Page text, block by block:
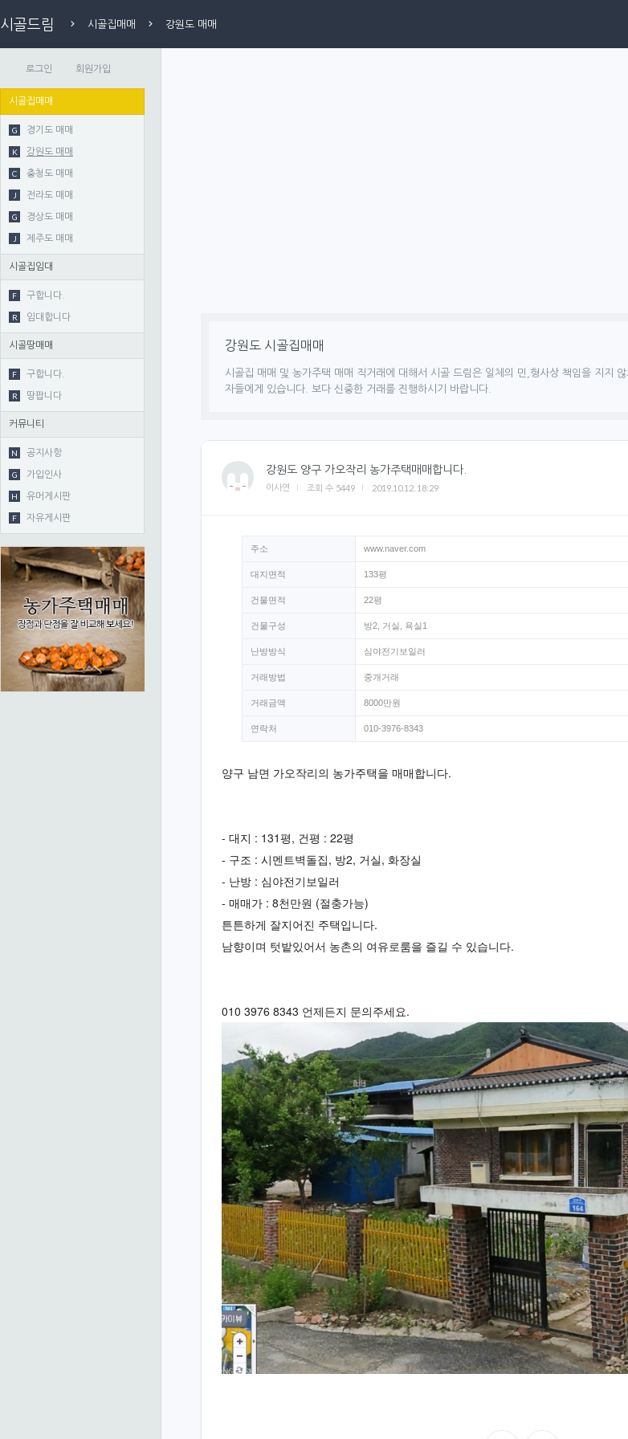
시골드림 시골집매매 강원도 매매
로그인 회원가입
시골집매매
G 경기도 매매
K 강원도 매매
C 충청도 매매
J 전라도 매매
G 경상도 매매
J 제주도 매매
시골집임대
F 구합니다.
R 임대합니다
시골땅매매
F 구합니다.
R 땅팝니다
커뮤니티
N 공지사항
G 가입인사
H 유머게시판
F 자유게시판
게시판 설명
게시판 상단 내용
비밀 글 전용 게시판
태그 기능 사용
2. 글 목록
새 글 표시 시간
카테고리 글 수
검색 기능 사용
태그 클라우드 페이지
관리자 체크박스
썸네일 가로 길이
썸네일 세로 길이
썸네일 게시판만 해당
썸네일 확대
썸네일 게시판만 해당
요약 글 글자수
썸네일 게시판만 해당
강원도 시골집매매
시골집 매매 및 농가주택 매매 직거래에 대해서 시골 드림은 일체의 민,형사상 책임을 지지
자들에게 있습니다. 보다 신중한 거래를 진행하시기 바랍니다.
강원도 양구 가오작리 농가주택매매합니다.
이사연 조회 수 5449 2019.10.12. 18:29
주소 www.naver.com
대지면적 133평
건물면적 22평
건물구성 방2, 거실, 욕실1
난방방식 심야전기보일러
거래방법 중개거래
거래금액 8000만원
연락처 010-3976-8343
양구 남면 가오작리의 농가주택을 매매합니다.
- 대지 : 131평, 건평 : 22평
- 구조 : 시멘트벽돌집, 방2, 거실, 화장실
- 난방 : 심야전기보일러
- 매매가 : 8천만원 (절충가능)
튼튼하게 잘지어진 주택입니다.
남향이며 텃밭있어서 농촌의 여유로룸을 즐길 수 있습니다.
010 3976 8343 언제든지 문의주세요.